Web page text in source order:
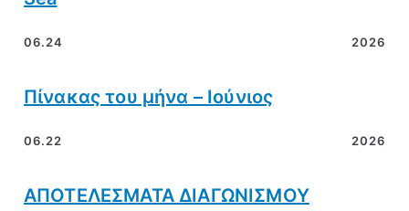
06.24 2026
Πίνακας του μήνα – Ιούνιος
06.22 2026
ΑΠΟΤΕΛΕΣΜΑΤΑ ΔΙΑΓΩΝΙΣΜΟΥ